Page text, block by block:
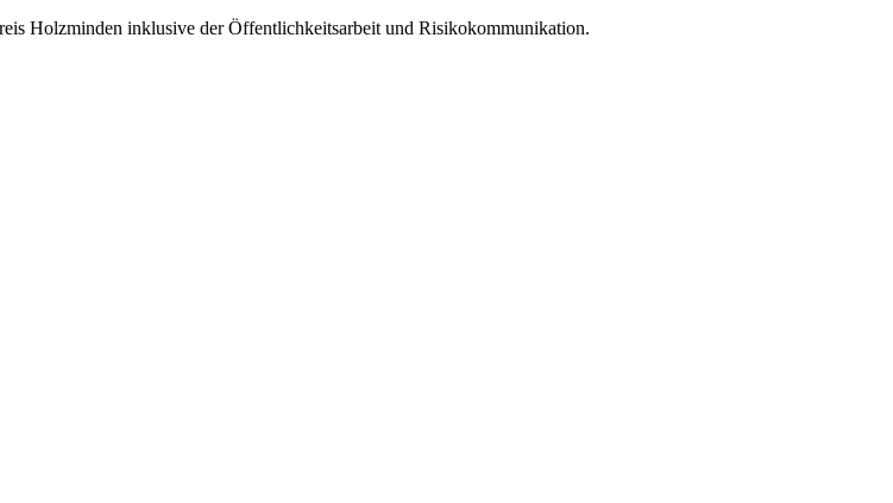
Holzminden inklusive der Öffentlichkeitsarbeit und Risikokommunikation.